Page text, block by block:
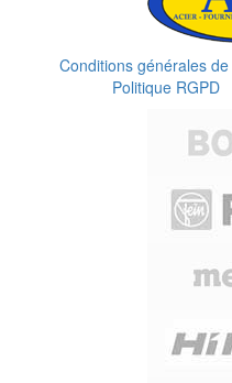
Conditions générales
Politique RGPD